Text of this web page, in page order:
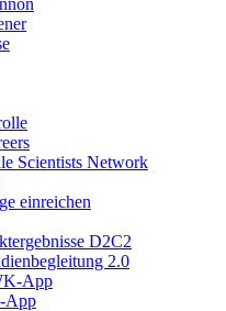
Scientists Network
einreichen
D2C2
2.0
App
App